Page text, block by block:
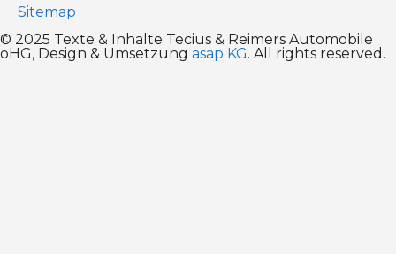
Sitemap
© 2025 Texte & Inhalte Tecius & Reimers Automobile
oHG, Design & Umsetzung asap KG. All rights reserved.